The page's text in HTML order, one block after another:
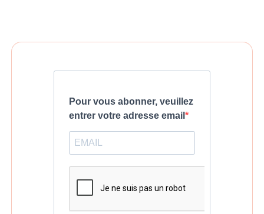
Pour vous abonner, veuillez
entrer votre adresse email